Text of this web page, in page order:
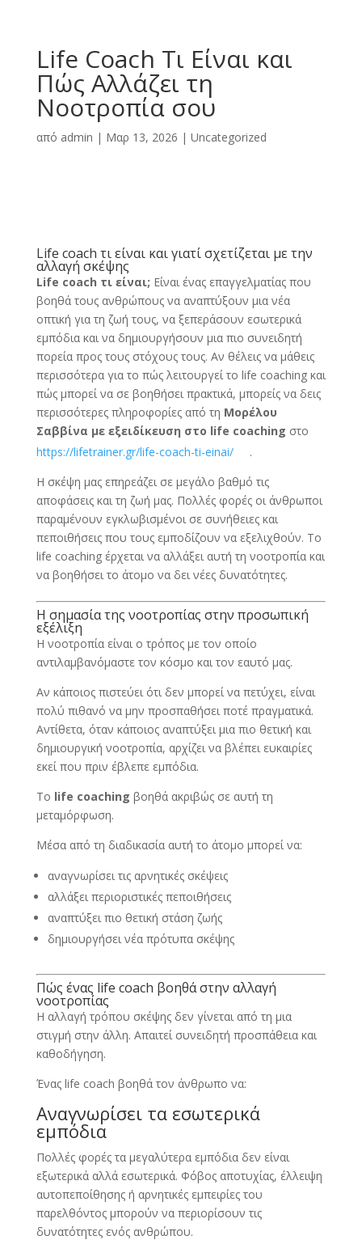
Life Coach Τι Είναι και
Πώς Αλλάζει τη
Νοοτροπία σου
από admin | Μαρ 13, 2026 | Uncategorized
Life coach τι είναι και γιατί σχετίζεται με την
αλλαγή σκέψης
Life coach τι είναι; Είναι ένας επαγγελματίας που
βοηθά τους ανθρώπους να αναπτύξουν μια νέα
οπτική για τη ζωή τους, να ξεπεράσουν εσωτερικά
εμπόδια και να δημιουργήσουν μια πιο συνειδητή
πορεία προς τους στόχους τους. Αν θέλεις να μάθεις
περισσότερα για το πώς λειτουργεί το life coaching και
πώς μπορεί να σε βοηθήσει πρακτικά, μπορείς να δεις
περισσότερες πληροφορίες από τη Μορέλου
Σαββίνα με εξειδίκευση στο life coaching στο
https://lifetrainer.gr/life-coach-ti-einai/
.
Η σκέψη μας επηρεάζει σε μεγάλο βαθμό τις
αποφάσεις και τη ζωή μας. Πολλές φορές οι άνθρωποι
παραμένουν εγκλωβισμένοι σε συνήθειες και
πεποιθήσεις που τους εμποδίζουν να εξελιχθούν. Το
life coaching έρχεται να αλλάξει αυτή τη νοοτροπία και
να βοηθήσει το άτομο να δει νέες δυνατότητες.
Η σημασία της νοοτροπίας στην προσωπική
εξέλιξη
Η νοοτροπία είναι ο τρόπος με τον οποίο
αντιλαμβανόμαστε τον κόσμο και τον εαυτό μας.
Αν κάποιος πιστεύει ότι δεν μπορεί να πετύχει, είναι
πολύ πιθανό να μην προσπαθήσει ποτέ πραγματικά.
Αντίθετα, όταν κάποιος αναπτύξει μια πιο θετική και
δημιουργική νοοτροπία, αρχίζει να βλέπει ευκαιρίες
εκεί που πριν έβλεπε εμπόδια.
Το life coaching βοηθά ακριβώς σε αυτή τη
μεταμόρφωση.
Μέσα από τη διαδικασία αυτή το άτομο μπορεί να:
αναγνωρίσει τις αρνητικές σκέψεις
αλλάξει περιοριστικές πεποιθήσεις
αναπτύξει πιο θετική στάση ζωής
δημιουργήσει νέα πρότυπα σκέψης
Πώς ένας life coach βοηθά στην αλλαγή
νοοτροπίας
Η αλλαγή τρόπου σκέψης δεν γίνεται από τη μια
στιγμή στην άλλη. Απαιτεί συνειδητή προσπάθεια και
καθοδήγηση.
Ένας life coach βοηθά τον άνθρωπο να:
Αναγνωρίσει τα εσωτερικά
εμπόδια
Πολλές φορές τα μεγαλύτερα εμπόδια δεν είναι
εξωτερικά αλλά εσωτερικά. Φόβος αποτυχίας, έλλειψη
αυτοπεποίθησης ή αρνητικές εμπειρίες του
παρελθόντος μπορούν να περιορίσουν τις
δυνατότητες ενός ανθρώπου.